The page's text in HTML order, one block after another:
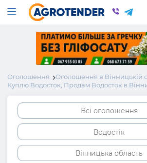
Оголошення
Оголошення в Вінницькій
Куплю Водосток, Продам Водосток в
Всі оголошення
Водостік
Вінницька область